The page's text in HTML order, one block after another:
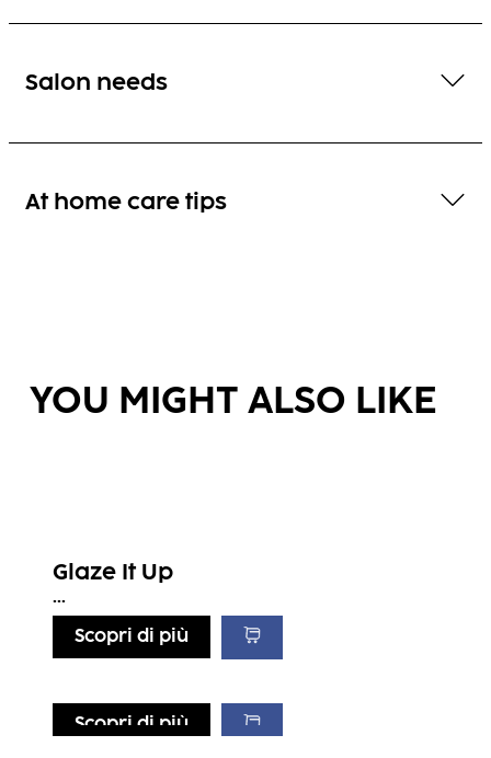
Salon needs
At home care tips
YOU MIGHT ALSO LIKE
Glaze It Up
...
Scopri di più
Scopri di più